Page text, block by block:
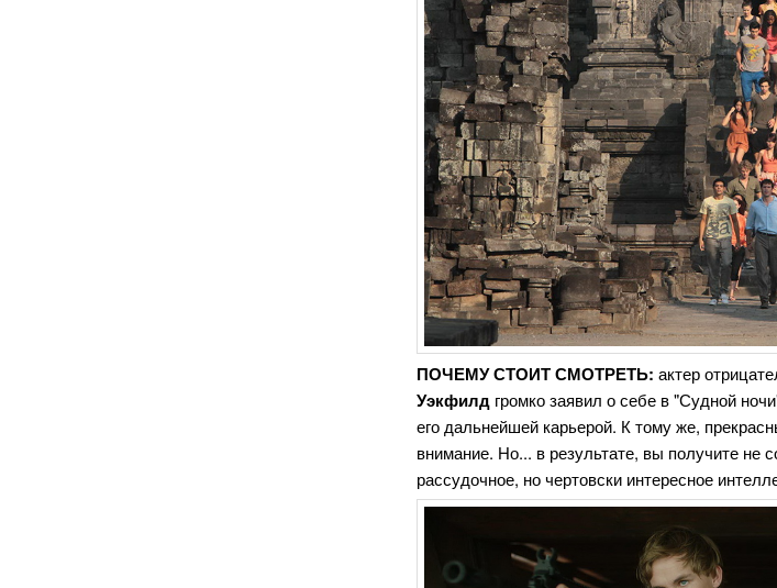
ПОЧЕМУ СТОИТ СМОТРЕТЬ:актер
Уэкфилд громко заявил о себе в "Судной
его дальнейшей карьерой. К тому же,
внимание. Но... в результате, вы получите не
рассудочное, но чертовски интересное